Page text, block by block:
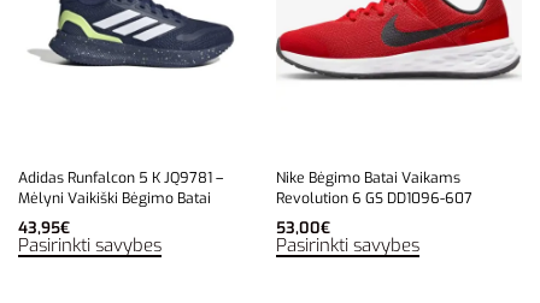
Adidas Runfalcon 5 K JQ9781 –
Mėlyni Vaikiški Bėgimo Batai
43,95€
Pasirinkti savybes
Nike Bėgimo Batai Vaikams
Revolution 6 GS DD1096-607
53,00€
Pasirinkti savybes